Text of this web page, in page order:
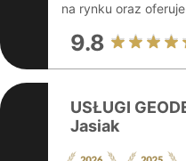
na rynku oraz
9.8
USŁUGI
Jasiak